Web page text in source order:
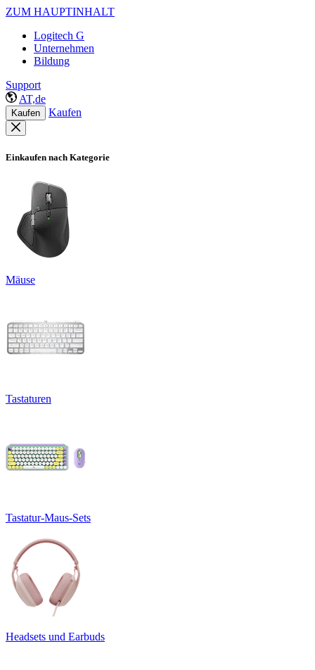
ZUM HAUPTINHALT
Logitech G
Unternehmen
Bildung
Support
AT,de
Kaufen Kaufen
Einkaufen nach Kategorie
Mäuse
Tastaturen
Tastatur-Maus-Sets
Headsets und Earbuds